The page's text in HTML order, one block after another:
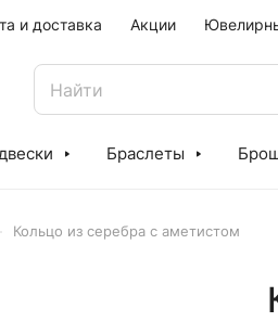
и доставка Акции
Браслеты
Кольцо из серебра с аметистом